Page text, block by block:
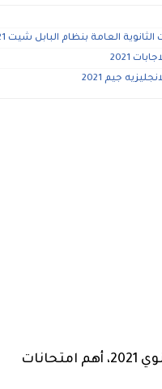
العامة بنظام البابل شيت 2021
2021
جيم 2021
نماذج امتحانات كتاب جيم النهائية لغة إنجليزية للصف الثالث الثانوي 2021، أهم امتحانات